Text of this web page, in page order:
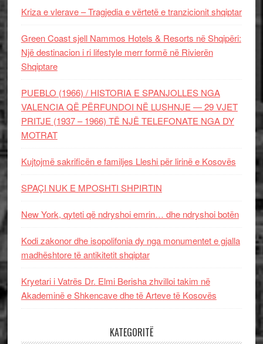
Kriza e vlerave – Tragjedia e vërtetë e tranzicionit shqiptar
Green Coast sjell Nammos Hotels & Resorts në Shqipëri:
Një destinacion i ri lifestyle merr formë në Rivierën
Shqiptare
PUEBLO (1966) / HISTORIA E SPANJOLLES NGA
VALENCIA QË PËRFUNDOI NË LUSHNJE — 29 VJET
PRITJE (1937 – 1966) TË NJË TELEFONATE NGA DY
MOTRAT
Kujtojmë sakrificën e familjes Lleshi për lirinë e Kosovës
SPAÇI NUK E MPOSHTI SHPIRTIN
New York, qyteti që ndryshoi emrin… dhe ndryshoi botën
Kodi zakonor dhe isopolifonia dy nga monumentet e gjalla
madhështore të antikitetit shqiptar
Kryetari i Vatrës Dr. Elmi Berisha zhvilloi takim në
Akademinë e Shkencave dhe të Arteve të Kosovës
KATEGORITË